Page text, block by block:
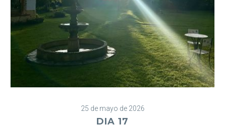
25 de mayo de 2026
DIA 17